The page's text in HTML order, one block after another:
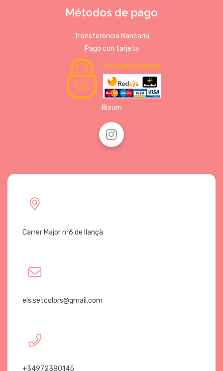
Métodos de pago
Transferencia Bancaria
Pago con tarjeta
Bizum
Carrer Major nº6 de llançà
els.setcolors@gmail.com
+34972380145